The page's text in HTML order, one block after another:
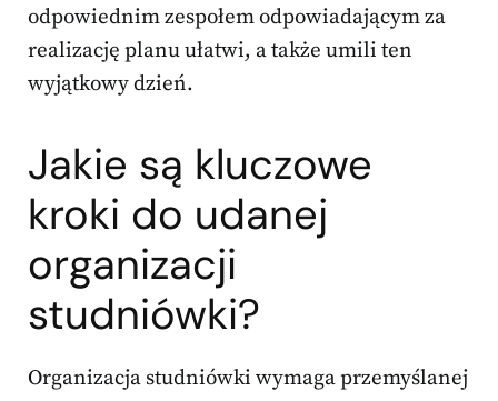
odpowiednim zespołem odpowiadającym za
realizację planu ułatwi, a także umili ten
wyjątkowy dzień.
Jakie są kluczowe
kroki do udanej
organizacji
studniówki?
Organizacja studniówki wymaga przemyślanej